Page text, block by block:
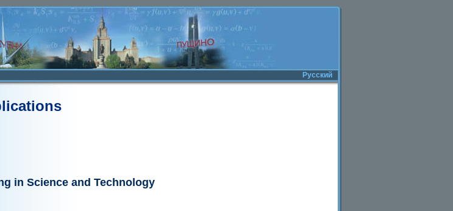
Русский
in Science and Technology